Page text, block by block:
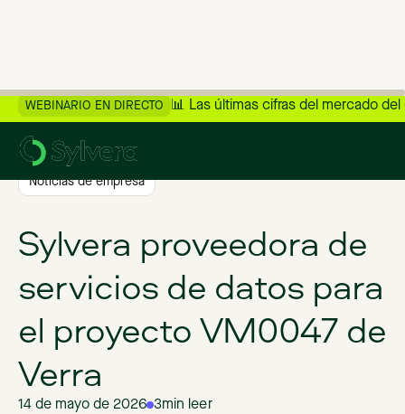
WEBINARIO EN DIRECTO 📊 Las últimas cifras del mercado
Noticias de empresa
Sylvera proveedora de
servicios de datos para
el proyecto VM0047 de
Verra
14 de mayo de 2026 3min leer